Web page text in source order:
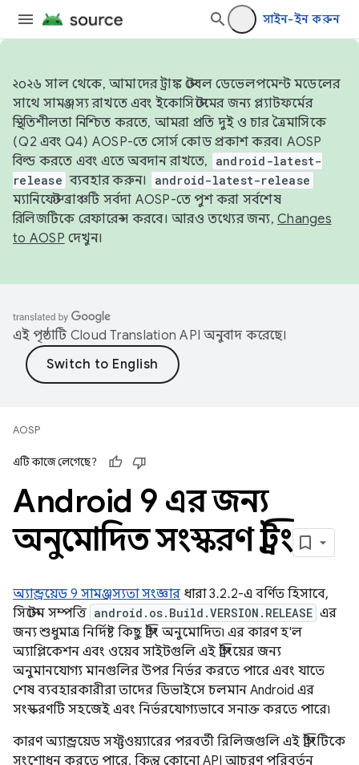
সাইন-ইন করুন
২০২৬ সাল থেকে, আমাদের ট্রাঙ্ক স্টেবল ডেভেলপমেন্ট মডেলের
সাথে সামঞ্জস্য রাখতে এবং ইকোসিস্টেমের জন্য প্ল্যাটফর্মের
স্থিতিশীলতা নিশ্চিত করতে, আমরা প্রতি দুই ও চার ত্রৈমাসিকে
(Q2 এবং Q4) AOSP-তে সোর্স কোড প্রকাশ করব। AOSP
বিল্ড করতে এবং এতে অবদান রাখতে,
android-latest-
release ব্যবহার করুন। android-latest-release
ম্যানিফেস্ট ব্রাঞ্চটি সর্বদা AOSP-তে পুশ করা সর্বশেষ
রিলিজটিকে রেফারেন্স করবে। আরও তথ্যের জন্য, Changes
to AOSP দেখুন।
এই পৃষ্ঠাটি Cloud Translation API অনুবাদ করেছে।
AOSP
এটি কাজে লেগেছে?
Android 9 এর জন্য
অনুমোদিত সংস্করণ স্ট্রিং
অ্যান্ড্রয়েড 9 সামঞ্জস্যতা সংজ্ঞার ধারা 3.2.2-এ বর্ণিত হিসাবে,
সিস্টেম সম্পত্তি android.os.Build.VERSION.RELEASE এর
জন্য শুধুমাত্র নির্দিষ্ট কিছু স্ট্রিং অনুমোদিত৷ এর কারণ হ'ল
অ্যাপ্লিকেশন এবং ওয়েব সাইটগুলি এই স্ট্রিংয়ের জন্য
অনুমানযোগ্য মানগুলির উপর নির্ভর করতে পারে এবং যাতে
শেষ ব্যবহারকারীরা তাদের ডিভাইসে চলমান Android এর
সংস্করণটি সহজেই এবং নির্ভরযোগ্যভাবে সনাক্ত করতে পারে৷
কারণ অ্যান্ড্রয়েড সফ্টওয়্যারের পরবর্তী রিলিজগুলি এই স্ট্রিংটিকে
সংশোধন করতে পারে, কিন্তু কোনো API আচরণ পরিবর্তন